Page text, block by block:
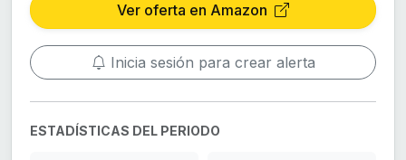
Ver oferta en Amazon
Inicia sesión para crear alerta
ESTADÍSTICAS DEL PERIODO